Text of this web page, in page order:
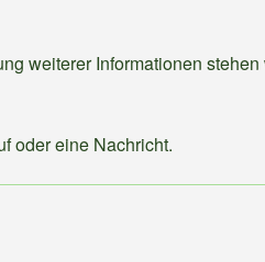
weiterer Informationen
oder eine Nachricht.